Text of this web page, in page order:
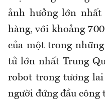
ảnh hưởng lớn nhất
hàng, với khoảng
của một trong
tử lớn nhất Trung
robot trong tương
người đứng đầu công